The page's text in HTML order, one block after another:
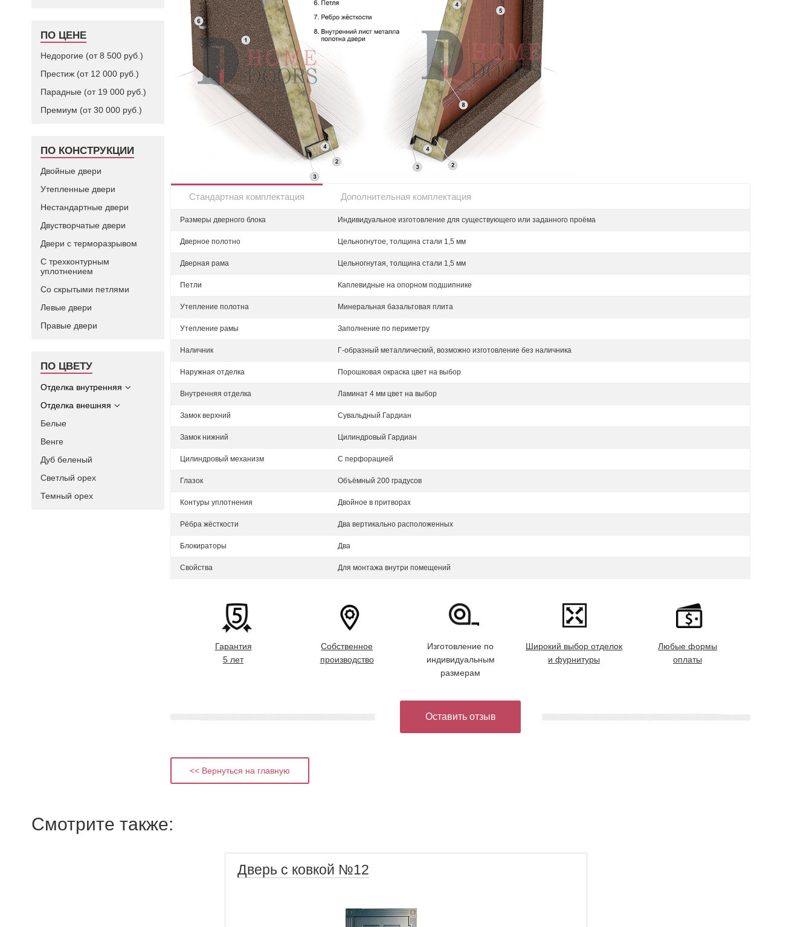
ПО ЦЕНЕ
Недорогие (от 8 500 руб.)
Престиж (от 12 000 руб.)
Парадные (от 19 000 руб.)
Премиум (от 30 000 руб.)
ПО КОНСТРУКЦИИ
Двойные двери
Утепленные двери
Нестандартные двери
Двустворчатые двери
Двери с терморазрывом
С трехконтурным
уплотнением
Со скрытыми петлями
Левые двери
Правые двери
ПО ЦВЕТУ
Отделка внутренняя
Отделка внешняя
Белые
Венге
Дуб беленый
Светлый орех
Темный орех
Стандартная комплектация Дополнительная комплектация
Размеры дверного блока Индивидуальное изготовление для существующего или заданного проёма
Дверное полотно Цельногнутое, толщина стали 1,5 мм
Дверная рама Цельногнутая, толщина стали 1,5 мм
Петли Каплевидные на опорном подшипнике
Утепление полотна Минеральная базальтовая плита
Утепление рамы Заполнение по периметру
Наличник Г-образный металлический, возможно изготовление без наличника
Наружная отделка Порошковая окраска цвет на выбор
Внутренняя отделка Ламинат 4 мм цвет на выбор
Замок верхний Сувальдный Гардиан
Замок нижний Цилиндровый Гардиан
Цилиндровый механизм С перфорацией
Глазок Объёмный 200 градусов
Контуры уплотнения Двойное в притворах
Рёбра жёсткости Два вертикально расположенных
Блокираторы Два
Свойства Для монтажа внутри помещений
Гарантия
5 лет
Собственное
производство
Изготовление по
индивидуальным
размерам
Широкий выбор отделок
и фурнитуры
Любые формы
оплаты
Оставить отзыв
<< Вернуться на главную
Смотрите также:
Дверь с ковкой №12